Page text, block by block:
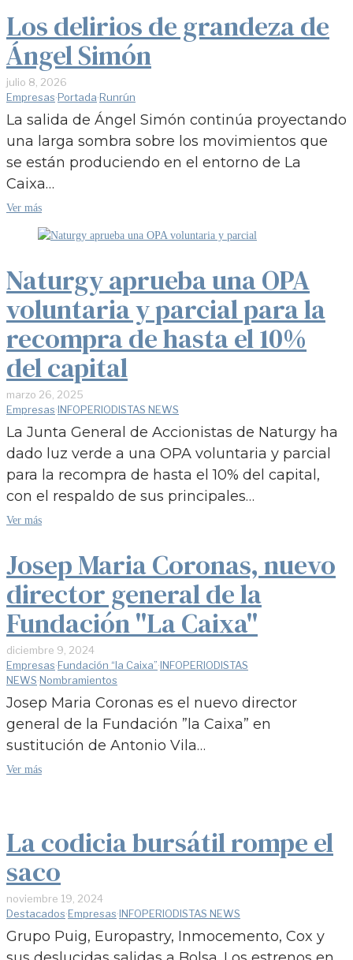
Los delirios de grandeza de
Ángel Simón
julio 8, 2026
Empresas·Portada·Runrún
La salida de Ángel Simón continúa proyectando
una larga sombra sobre los movimientos que
se están produciendo en el entorno de La
Caixa…
Ver más
Naturgy aprueba una OPA
voluntaria y parcial para la
recompra de hasta el 10%
del capital
marzo 26, 2025
Empresas·INFOPERIODISTAS NEWS
La Junta General de Accionistas de Naturgy ha
dado luz verde a una OPA voluntaria y parcial
para la recompra de hasta el 10% del capital,
con el respaldo de sus principales…
Ver más
Josep Maria Coronas, nuevo
director general de la
Fundación "La Caixa"
diciembre 9, 2024
Empresas·Fundación “la Caixa”·INFOPERIODISTAS
NEWS·Nombramientos
Josep Maria Coronas es el nuevo director
general de la Fundación ”la Caixa” en
sustitución de Antonio Vila…
Ver más
La codicia bursátil rompe el
saco
noviembre 19, 2024
Destacados·Empresas·INFOPERIODISTAS NEWS
Grupo Puig, Europastry, Inmocemento, Cox y